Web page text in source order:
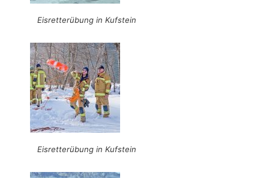
Eisretterübung in Kufstein
Eisretterübung in Kufstein